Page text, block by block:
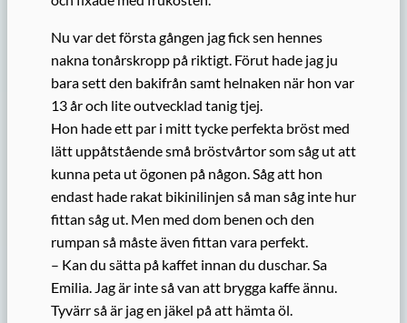
Nu var det första gången jag fick sen hennes
nakna tonårskropp på riktigt. Förut hade jag ju
bara sett den bakifrån samt helnaken när hon var
13 år och lite outvecklad tanig tjej.
Hon hade ett par i mitt tycke perfekta bröst med
lätt uppåtstående små bröstvårtor som såg ut att
kunna peta ut ögonen på någon. Såg att hon
endast hade rakat bikinilinjen så man såg inte hur
fittan såg ut. Men med dom benen och den
rumpan så måste även fittan vara perfekt.
– Kan du sätta på kaffet innan du duschar. Sa
Emilia. Jag är inte så van att brygga kaffe ännu.
Tyvärr så är jag en jäkel på att hämta öl.